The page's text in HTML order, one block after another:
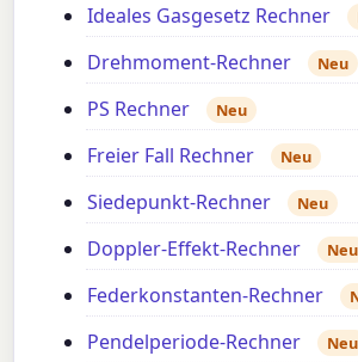
Ideales Gasgesetz Rechner
Drehmoment-Rechner Neu
PS Rechner Neu
Freier Fall Rechner Neu
Siedepunkt-Rechner Neu
Doppler-Effekt-Rechner Neu
Federkonstanten-Rechner
Pendelperiode-Rechner Neu